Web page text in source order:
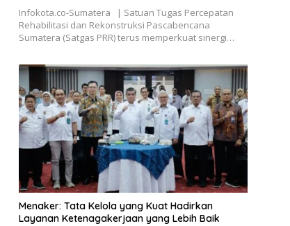
Infokota.co-Sumatera | Satuan Tugas Percepatan
Rehabilitasi dan Rekonstruksi Pascabencana
Sumatera (Satgas PRR) terus memperkuat sinergi…
Menaker: Tata Kelola yang Kuat Hadirkan
Layanan Ketenagakerjaan yang Lebih Baik